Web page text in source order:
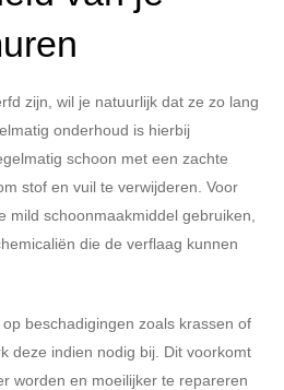
zijn, wil je natuurlijk dat ze zo lang
onderhoud is hierbij
schoon met een zachte
stof en vuil te verwijderen. Voor
mild schoonmaakmiddel gebruiken,
die de verflaag kunnen
beschadigingen zoals krassen of
deze indien nodig bij. Dit voorkomt
worden en moeilijker te repareren